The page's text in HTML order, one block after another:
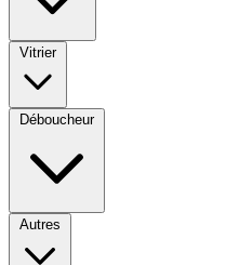
Vitrier
Déboucheur
Autres